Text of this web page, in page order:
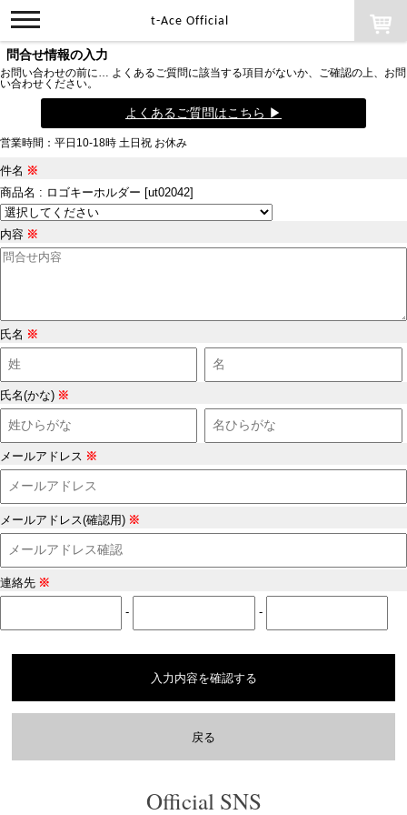
toggle
navigation
t-Ace Official
問合せ情報の入力
お問い合わせの前に… よくあるご質問に該当する項目がないか、ご確認の上、お問
い合わせください。
よくあるご質問はこちら ▶
営業時間：平日10-18時 土日祝 お休み
件名 ※
商品名 : ロゴキーホルダー [ut02042]
内容 ※
氏名 ※
氏名(かな) ※
メールアドレス ※
メールアドレス(確認用) ※
連絡先 ※
- -
入力内容を確認する
戻る
Official SNS